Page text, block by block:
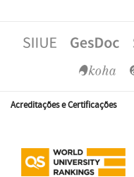
Acreditações e Certificações